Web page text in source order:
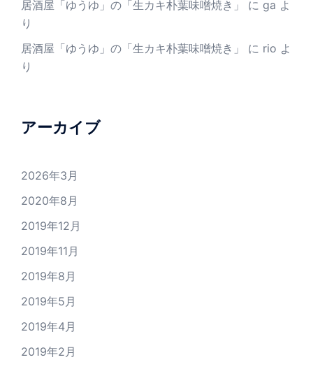
居酒屋「ゆうゆ」の「生カキ朴葉味噌焼き」 に ga よ
り
居酒屋「ゆうゆ」の「生カキ朴葉味噌焼き」
に rio よ
り
アーカイブ
2026年3月
2020年8月
2019年12月
2019年11月
2019年8月
2019年5月
2019年4月
2019年2月